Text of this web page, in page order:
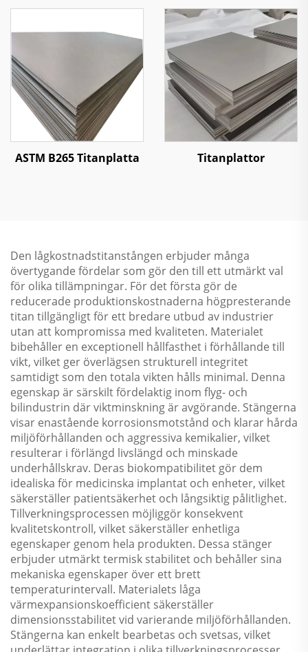
ASTM B265 Titanplatta Titanplattor
Den lågkostnadstitanstången erbjuder många
övertygande fördelar som gör den till ett utmärkt val
för olika tillämpningar. För det första gör de
reducerade produktionskostnaderna högpresterande
titan tillgängligt för ett bredare utbud av industrier
utan att kompromissa med kvaliteten. Materialet
bibehåller en exceptionell hållfasthet i förhållande till
vikt, vilket ger överlägsen strukturell integritet
samtidigt som den totala vikten hålls minimal. Denna
egenskap är särskilt fördelaktig inom flyg- och
bilindustrin där viktminskning är avgörande. Stängerna
visar enastående korrosionsmotstånd och klarar hårda
miljöförhållanden och aggressiva kemikalier, vilket
resulterar i förlängd livslängd och minskade
underhållskrav. Deras biokompatibilitet gör dem
idealiska för medicinska implantat och enheter, vilket
säkerställer patientsäkerhet och långsiktig pålitlighet.
Tillverkningsprocessen möjliggör konsekvent
kvalitetskontroll, vilket säkerställer enhetliga
egenskaper genom hela produkten. Dessa stänger
erbjuder utmärkt termisk stabilitet och behåller sina
mekaniska egenskaper över ett brett
temperaturintervall. Materialets låga
värmexpansionskoefficient säkerställer
dimensionsstabilitet vid varierande miljöförhållanden.
Stängerna kan enkelt bearbetas och svetsas, vilket